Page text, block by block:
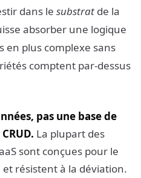
dans le substrat de la
absorber une logique
en plus complexe sans
comptent par-dessus
pas une base de
La plupart des
sont conçues pour le
et résistent à la déviation.